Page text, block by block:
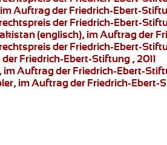
Auftrag der Friedrich-Ebert-
der Friedrich-Ebert-
(englisch), im Auftrag der
der Friedrich-Ebert-
Friedrich-Ebert-Stiftung , 2011
, im Auftrag der Friedrich-Ebert-
, im Auftrag der Friedrich-Ebert-